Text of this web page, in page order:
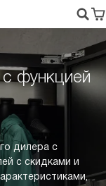
функцией
дилера с
с скидками и